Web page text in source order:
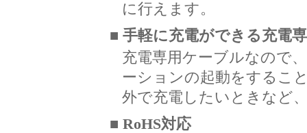
に行えます。
■ 手軽に充電ができる充電
充電専用ケーブルなので
ーションの起動をするこ
外で充電したいときなど
■ RoHS対応